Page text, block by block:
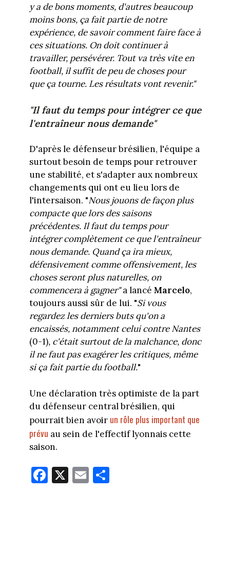
y a de bons moments, d'autres beaucoup
moins bons, ça fait partie de notre
expérience, de savoir comment faire face à
ces situations. On doit continuer à
travailler, persévérer. Tout va très vite en
football, il suffit de peu de choses pour
que ça tourne. Les résultats vont revenir."
"Il faut du temps pour intégrer ce que
l'entraîneur nous demande"
D'après le défenseur brésilien, l'équipe a
surtout besoin de temps pour retrouver
une stabilité, et s'adapter aux nombreux
changements qui ont eu lieu lors de
l'intersaison. "Nous jouons de façon plus
compacte que lors des saisons
précédentes. Il faut du temps pour
intégrer complètement ce que l'entraîneur
nous demande. Quand ça ira mieux,
défensivement comme offensivement, les
choses seront plus naturelles, on
commencera à gagner"a lancé Marcelo,
toujours aussi sûr de lui. "Si vous
regardez les derniers buts qu'on a
encaissés, notamment celui contre Nantes
(0-1), c'était surtout de la malchance, donc
il ne faut pas exagérer les critiques, même
si ça fait partie du football."
Une déclaration très optimiste de la part
du défenseur central brésilien, qui
pourrait bien avoir un rôle plus important que
prévu au sein de l'effectif lyonnais cette
saison.
Fa
ce
X E
m
Pa